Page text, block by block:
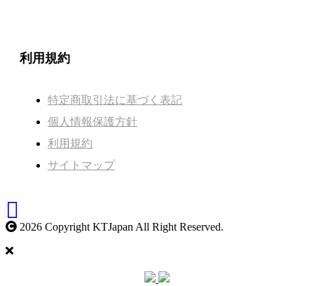
利用規約
特定商取引法に基づく表記
個人情報保護方針
利用規約
サイトマップ
2026 Copyright KTJapan All Right Reserved.